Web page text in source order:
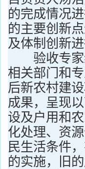
的完成情况
的主要创新
及体制创新进
验收专家
相关部门和
后新农村建
成果，呈现
设及户用和
化处理、资
民生活条件
的实施，旧